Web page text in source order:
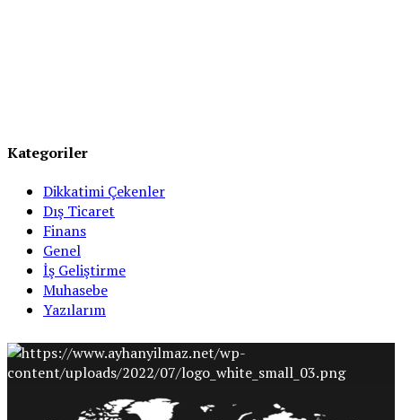
Kategoriler
Dikkatimi Çekenler
Dış Ticaret
Finans
Genel
İş Geliştirme
Muhasebe
Yazılarım